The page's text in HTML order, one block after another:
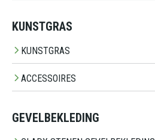
KUNSTGRAS
KUNSTGRAS
ACCESSOIRES
GEVELBEKLEDING